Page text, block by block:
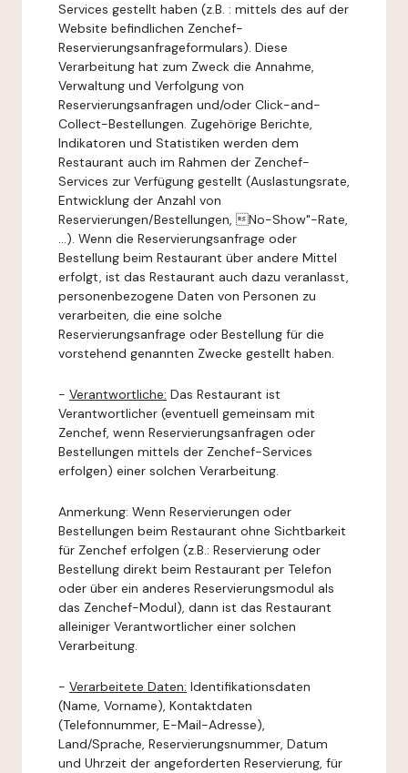
Services gestellt haben (z.B. : mittels des auf der
Website befindlichen Zenchef-
Reservierungsanfrageformulars). Diese
Verarbeitung hat zum Zweck die Annahme,
Verwaltung und Verfolgung von
Reservierungsanfragen und/oder Click-and-
Collect-Bestellungen. Zugehörige Berichte,
Indikatoren und Statistiken werden dem
Restaurant auch im Rahmen der Zenchef-
Services zur Verfügung gestellt (Auslastungsrate,
Entwicklung der Anzahl von
Reservierungen/Bestellungen, No-Show"-Rate,
...). Wenn die Reservierungsanfrage oder
Bestellung beim Restaurant über andere Mittel
erfolgt, ist das Restaurant auch dazu veranlasst,
personenbezogene Daten von Personen zu
verarbeiten, die eine solche
Reservierungsanfrage oder Bestellung für die
vorstehend genannten Zwecke gestellt haben.
- Verantwortliche: Das Restaurant ist
Verantwortlicher (eventuell gemeinsam mit
Zenchef, wenn Reservierungsanfragen oder
Bestellungen mittels der Zenchef-Services
erfolgen) einer solchen Verarbeitung.
Anmerkung: Wenn Reservierungen oder
Bestellungen beim Restaurant ohne Sichtbarkeit
für Zenchef erfolgen (z.B.: Reservierung oder
Bestellung direkt beim Restaurant per Telefon
oder über ein anderes Reservierungsmodul als
das Zenchef-Modul), dann ist das Restaurant
alleiniger Verantwortlicher einer solchen
Verarbeitung.
- Verarbeitete Daten: Identifikationsdaten
(Name, Vorname), Kontaktdaten
(Telefonnummer, E-Mail-Adresse),
Land/Sprache, Reservierungsnummer, Datum
und Uhrzeit der angeforderten Reservierung, für